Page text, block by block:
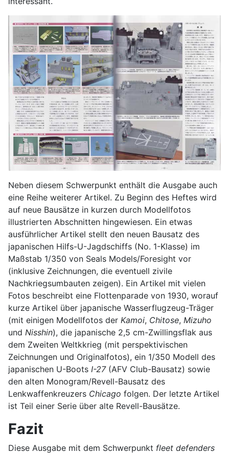
Neben diesem Schwerpunkt enthält die Ausgabe auch
eine Reihe weiterer Artikel. Zu Beginn des Heftes wird
auf neue Bausätze in kurzen durch Modellfotos
illustrierten Abschnitten hingewiesen. Ein etwas
ausführlicher Artikel stellt den neuen Bausatz des
japanischen Hilfs-U-Jagdschiffs (No. 1-Klasse) im
Maßstab 1/350 von Seals Models/Foresight vor
(inklusive Zeichnungen, die eventuell zivile
Nachkriegsumbauten zeigen). Ein Artikel mit vielen
Fotos beschreibt eine Flottenparade von 1930, worauf
kurze Artikel über japanische Wasserflugzeug-Träger
(mit einigen Modellfotos der Kamoi, Chitose, Mizuho
und Nisshin), die japanische 2,5 cm-Zwillingsflak aus
dem Zweiten Weltkkrieg (mit perspektivischen
Zeichnungen und Originalfotos), ein 1/350 Modell des
japanischen U-Boots I-27(AFV Club-Bausatz) sowie
den alten Monogram/Revell-Bausatz des
Lenkwaffenkreuzers Chicago folgen. Der letzte Artikel
ist Teil einer Serie über alte Revell-Bausätze.
Fazit
Diese Ausgabe mit dem Schwerpunkt fleet defenders